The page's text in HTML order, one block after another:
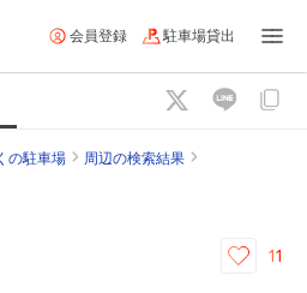
会員登録 駐車場貸出
の駐車場 周辺の検索結果
11